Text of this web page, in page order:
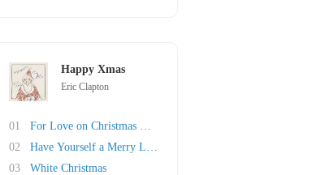
Happy Xmas
Eric Clapton
01
For Love on Christmas Day
02
Have Yourself a Merry Little Christmas
03
White Christmas